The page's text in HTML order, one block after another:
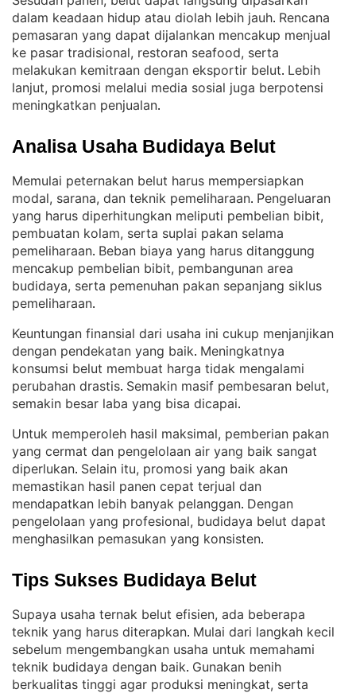
dalam keadaan hidup atau diolah lebih jauh. Rencana
pemasaran yang dapat dijalankan mencakup menjual
ke pasar tradisional, restoran seafood, serta
melakukan kemitraan dengan eksportir belut. Lebih
lanjut, promosi melalui media sosial juga berpotensi
meningkatkan penjualan.
Analisa Usaha Budidaya Belut
Memulai peternakan belut harus mempersiapkan
modal, sarana, dan teknik pemeliharaan. Pengeluaran
yang harus diperhitungkan meliputi pembelian bibit,
pembuatan kolam, serta suplai pakan selama
pemeliharaan. Beban biaya yang harus ditanggung
mencakup pembelian bibit, pembangunan area
budidaya, serta pemenuhan pakan sepanjang siklus
pemeliharaan.
Keuntungan finansial dari usaha ini cukup menjanjikan
dengan pendekatan yang baik. Meningkatnya
konsumsi belut membuat harga tidak mengalami
perubahan drastis. Semakin masif pembesaran belut,
semakin besar laba yang bisa dicapai.
Untuk memperoleh hasil maksimal, pemberian pakan
yang cermat dan pengelolaan air yang baik sangat
diperlukan. Selain itu, promosi yang baik akan
memastikan hasil panen cepat terjual dan
mendapatkan lebih banyak pelanggan. Dengan
pengelolaan yang profesional, budidaya belut dapat
menghasilkan pemasukan yang konsisten.
Tips Sukses Budidaya Belut
Supaya usaha ternak belut efisien, ada beberapa
teknik yang harus diterapkan. Mulai dari langkah kecil
sebelum mengembangkan usaha untuk memahami
teknik budidaya dengan baik. Gunakan benih
berkualitas tinggi agar produksi meningkat, serta